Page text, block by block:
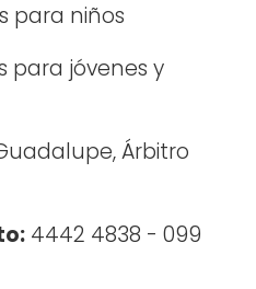
para niños
para jóvenes y
Árbitro
4442 4838 - 099